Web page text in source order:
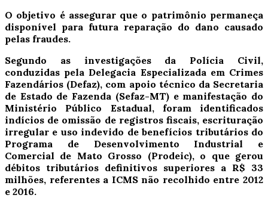
O objetivo é assegurar que o patrimônio permaneça
disponível para futura reparação do dano causado
pelas fraudes.
Segundo as investigações da Polícia Civil,
conduzidas pela Delegacia Especializada em Crimes
Fazendários (Defaz), com apoio técnico da Secretaria
de Estado de Fazenda (Sefaz-MT) e manifestação do
Ministério Público Estadual, foram identificados
indícios de omissão de registros fiscais, escrituração
irregular e uso indevido de benefícios tributários do
Programa de Desenvolvimento Industrial e
Comercial de Mato Grosso (Prodeic), o que gerou
débitos tributários definitivos superiores a R$ 33
milhões, referentes a ICMS não recolhido entre 2012
e 2016.